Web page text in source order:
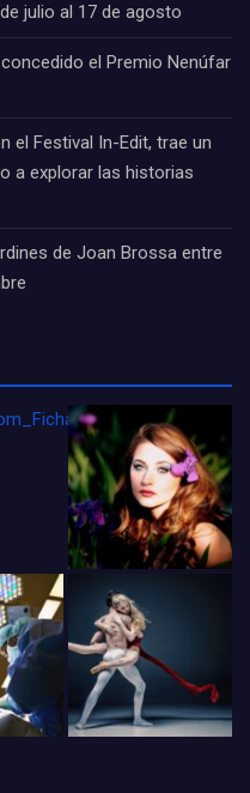
julio al 17 de agosto
el Premio Nenúfar
el Festival In-Edit, trae un
a explorar las historias
de Joan Brossa entre